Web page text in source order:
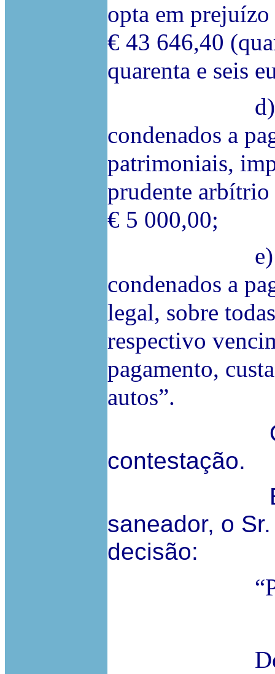
opta em
€ 43 646,40
quarenta e seis
d) Mais
condenados a
patrimoniais,
prudente
€ 5 000,00;
e) Os
condenados a
legal, sobre
respectivo
pagamento,
autos”.
Os
contestação.
Em
saneador, o
decisão:
“Pelo
Declarar